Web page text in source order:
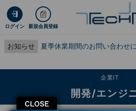
ログイン 新規会員登録
お知らせ 夏季休業期間のお問い合わせ
CLOSE
企業IT
開発/エンジ